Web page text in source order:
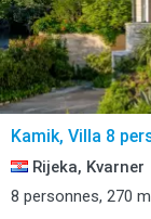
Kamik, Villa 8
Rijeka, Kvarner
8 personnes, 270